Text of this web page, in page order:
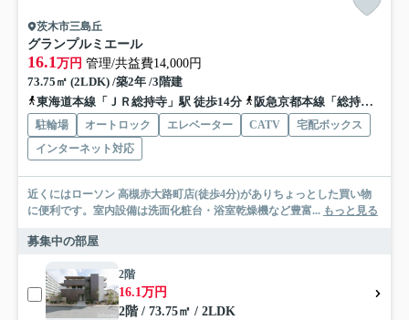
茨木市三島丘
グランプルミエール
16.1万円 管理/共益費14,000円
73.75㎡ (2LDK) /築2年 /3階建
東海道本線「ＪＲ総持寺」駅 徒歩14分
阪急京都本線「総持寺」駅 徒歩15分
駐輪場 オートロック エレベーター CATV
宅配ボックス
インターネット対応
近くにはローソン 高槻赤大路町店(徒歩4分)がありちょっとした買い物
に便利です。室内設備は洗面化粧台・浴室乾燥機など豊富... もっと見る
募集中の部屋
2階
16.1万円
2階 / 73.75㎡ / 2LDK